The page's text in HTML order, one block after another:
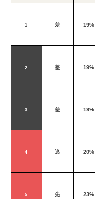
1 差 19%
2 差 19%
3 差 19%
4 逃 20%
5 先 23%